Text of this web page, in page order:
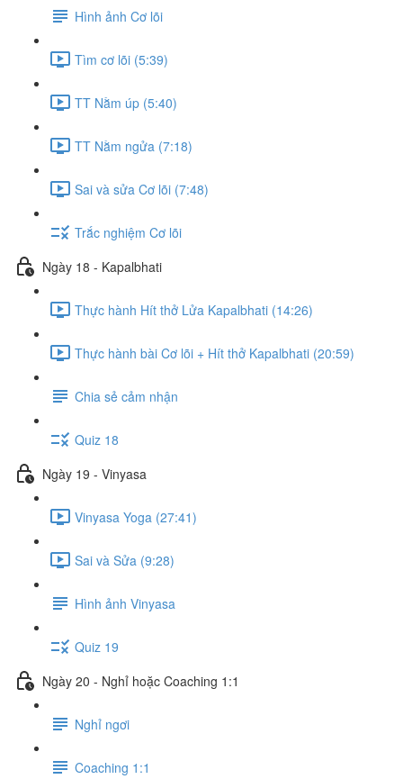
Hình ảnh Cơ lõi
Tìm cơ lõi (5:39)
TT Nằm úp (5:40)
TT Nằm ngửa (7:18)
Sai và sửa Cơ lõi (7:48)
Trắc nghiệm Cơ lõi
Ngày 18 - Kapalbhati
Thực hành Hít thở Lửa Kapalbhati (14:26)
Thực hành bài Cơ lõi + Hít thở Kapalbhati (20:59)
Chia sẻ cảm nhận
Quiz 18
Ngày 19 - Vinyasa
Vinyasa Yoga (27:41)
Sai và Sửa (9:28)
Hình ảnh Vinyasa
Quiz 19
Ngày 20 - Nghỉ hoặc Coaching 1:1
Nghỉ ngơi
Coaching 1:1